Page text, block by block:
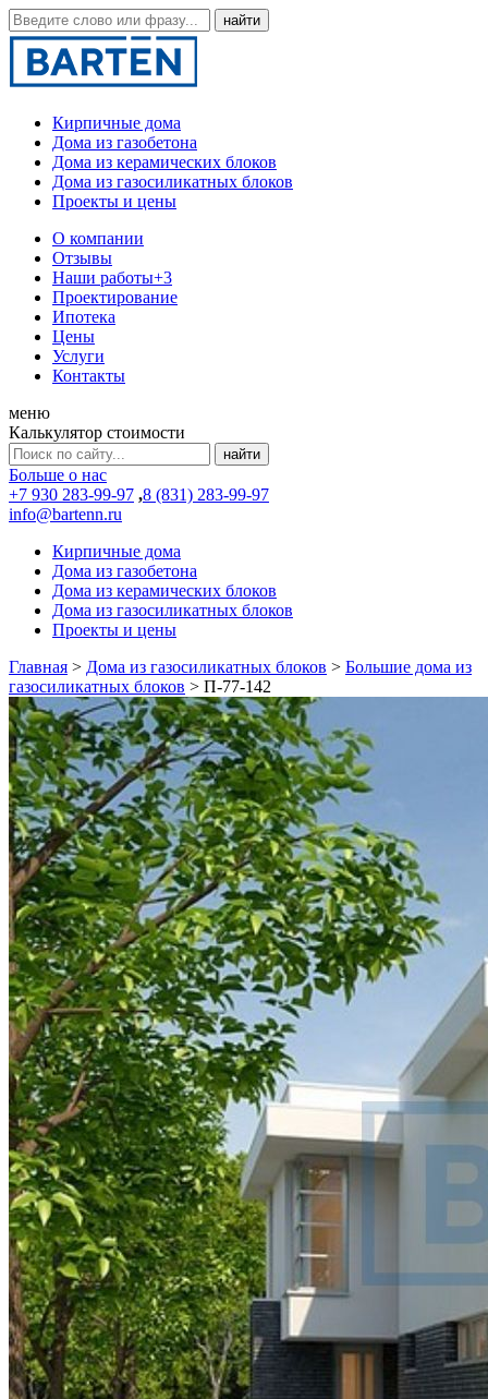
Кирпичные дома
Дома из газобетона
Дома из керамических блоков
Дома из газосиликатных блоков
Проекты и цены
О компании
Отзывы
Наши работы+3
Проектирование
Ипотека
Цены
Услуги
Контакты
меню
Калькулятор стоимости
Больше о нас
+7 930 283-99-97 ,8 (831) 283-99-97
info@bartenn.ru
Кирпичные дома
Дома из газобетона
Дома из керамических блоков
Дома из газосиликатных блоков
Проекты и цены
Главная > Дома из газосиликатных блоков > Большие дома из
газосиликатных блоков > П-77-142